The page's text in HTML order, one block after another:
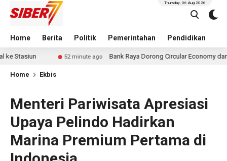
Home Berita Politik Pemerintahan Pendidikan
Thursday, 06 Aug 2026
52 minute ago Bank Raya Dorong Circular Economy dan Transaksi
Home Ekbis
Menteri Pariwisata Apresiasi
Upaya Pelindo Hadirkan
Marina Premium Pertama di